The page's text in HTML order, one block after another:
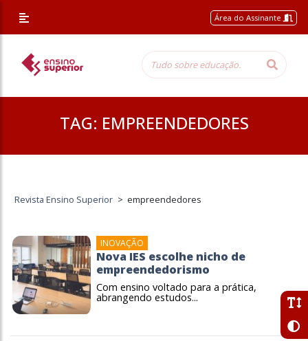
Área do Assinante
TAG: EMPREENDEDORES
Revista Ensino Superior > empreendedores
INOVAÇÃO
Nova IES escolhe nicho de
empreendedorismo
Com ensino voltado para a prática,
abrangendo estudos...